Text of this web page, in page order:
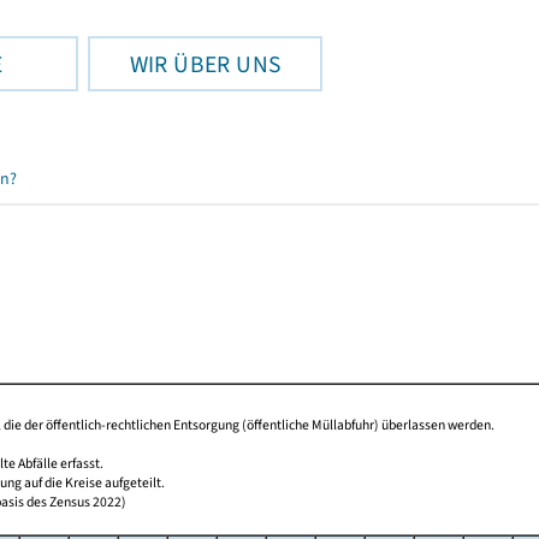
WIR ÜBER UNS
der öffentlich-rechtlichen Entsorgung (öffentliche Müllabfuhr) überlassen werden.
Abfälle erfasst.
auf die Kreise aufgeteilt.
des Zensus 2022)